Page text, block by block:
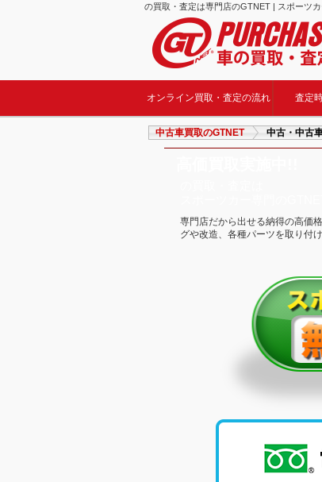
の買取・査定は専門店のGTNET | スポーツ
オンライン買取・査定の流れ 査定
中古車買取のGTNET 中古・中古
専門店だから出せる納得の高価
グや改造、各種パーツを取り付